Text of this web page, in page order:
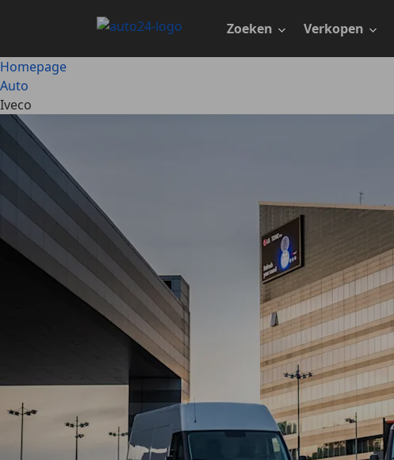
Zoeken Verkopen
Homepage
Auto
Iveco